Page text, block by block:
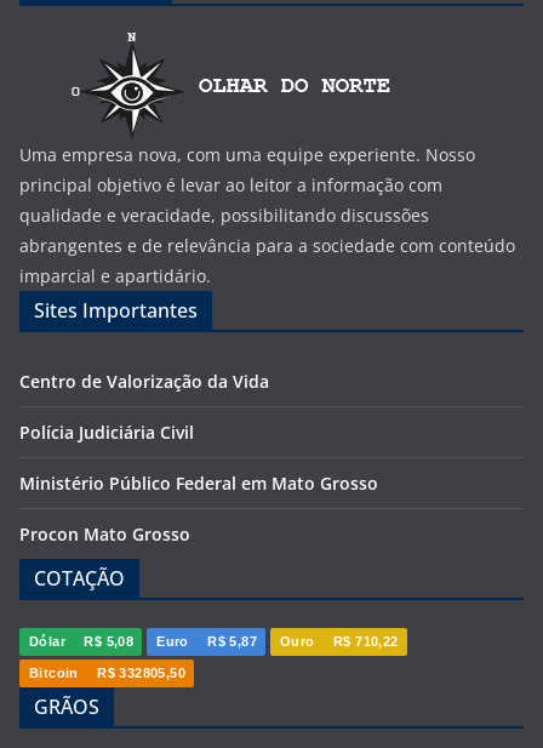
Uma empresa nova, com uma equipe experiente. Nosso
principal objetivo é levar ao leitor a informação com
qualidade e veracidade, possibilitando discussões
abrangentes e de relevância para a sociedade com conteúdo
imparcial e apartidário.
Sites Importantes
Centro de Valorização da Vida
Polícia Judiciária Civil
Ministério Público Federal em Mato Grosso
Procon Mato Grosso
COTAÇÃO
Dólar R$ 5,08 Euro R$ 5,87 Ouro R$ 710,22
Bitcoin R$ 332805,50
GRÃOS